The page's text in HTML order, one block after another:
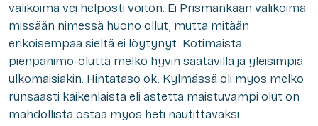
valikoima vei helposti voiton. Ei Prismankaan valikoima
missään nimessä huono ollut, mutta mitään
erikoisempaa sieltä ei löytynyt. Kotimaista
pienpanimo-olutta melko hyvin saatavilla ja yleisimpiä
ulkomaisiakin. Hintataso ok. Kylmässä oli myös melko
runsaasti kaikenlaista eli astetta maistuvampi olut on
mahdollista ostaa myös heti nautittavaksi.